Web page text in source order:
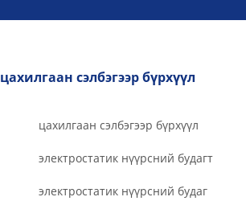
цахилгаан сэлбэгээр бүрхүүл
цахилгаан сэлбэгээр бүрхүүл
электростатик нүүрсний будагт
электростатик нүүрсний будаг